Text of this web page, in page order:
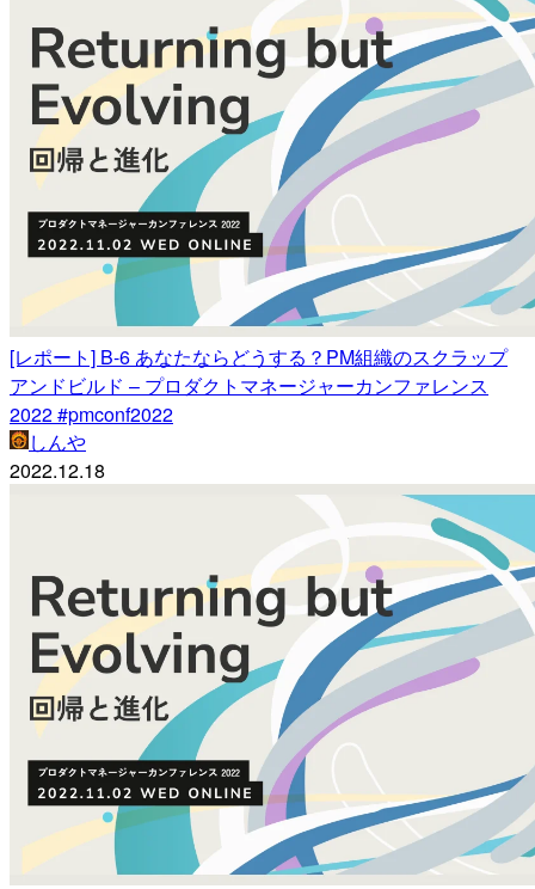
[レポート] B-6 あなたならどうする？PM組織のスクラップ
アンドビルド – プロダクトマネージャーカンファレンス
2022 #pmconf2022
しんや
2022.12.18